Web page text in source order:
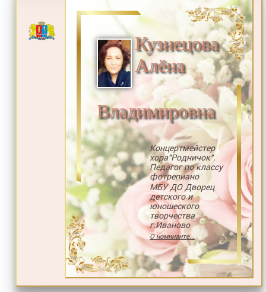
Кузнецова
Алëна
Владимировна
Концертмейстер
хора"Родничок".
Педагог по классу
фотрепиано
МБУ ДО Дворец
детского и
юношеского
творчества
г.Иваново
О номинанте...